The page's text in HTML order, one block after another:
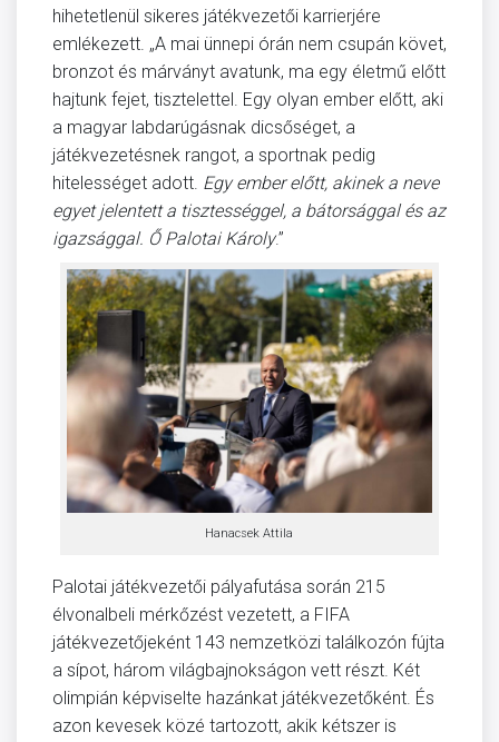
hihetetlenül sikeres játékvezetői karrierjére
emlékezett. „A mai ünnepi órán nem csupán követ,
bronzot és márványt avatunk, ma egy életmű előtt
hajtunk fejet, tisztelettel. Egy olyan ember előtt, aki
a magyar labdarúgásnak dicsőséget, a
játékvezetésnek rangot, a sportnak pedig
hitelességet adott. Egy ember előtt, akinek a neve
egyet jelentett a tisztességgel, a bátorsággal és az
igazsággal. Ő Palotai Károly.”
Hanacsek Attila
Palotai játékvezetői pályafutása során 215
élvonalbeli mérkőzést vezetett, a FIFA
játékvezetőjeként 143 nemzetközi találkozón fújta
a sípot, három világbajnokságon vett részt. Két
olimpián képviselte hazánkat játékvezetőként. És
azon kevesek közé tartozott, akik kétszer is